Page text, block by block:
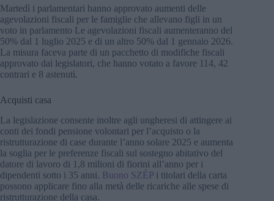
Martedì i parlamentari hanno approvato aumenti delle
agevolazioni fiscali per le famiglie che allevano figli in un
voto in parlamento Le agevolazioni fiscali aumenteranno del
50% dal 1 luglio 2025 e di un altro 50% dal 1 gennaio 2026.
La misura faceva parte di un pacchetto di modifiche fiscali
approvato dai legislatori, che hanno votato a favore 114, 42
contrari e 8 astenuti.
Acquisti casa
La legislazione consente inoltre agli ungheresi di attingere ai
conti dei fondi pensione volontari per l’acquisto o la
ristrutturazione di case durante l’anno solare 2025 e aumenta
la soglia per le preferenze fiscali sul sostegno abitativo del
datore di lavoro di 1,8 milioni di fiorini all’anno per i
dipendenti sotto i 35 anni. Buono SZÉP i titolari della carta
possono applicare fino alla metà delle ricariche alle spese di
ristrutturazione della casa.